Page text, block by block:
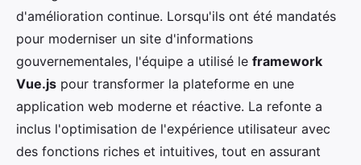
d'amélioration continue. Lorsqu'ils ont été mandatés
pour moderniser un site d'informations
gouvernementales, l'équipe a utilisé le framework
Vue.js pour transformer la plateforme en une
application web moderne et réactive. La refonte a
inclus l'optimisation de l'expérience utilisateur avec
des fonctions riches et intuitives, tout en assurant